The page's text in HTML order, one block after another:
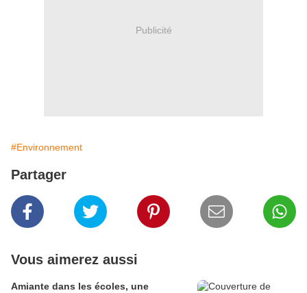
Publicité
#Environnement
Partager
Vous aimerez aussi
Amiante dans les écoles, une